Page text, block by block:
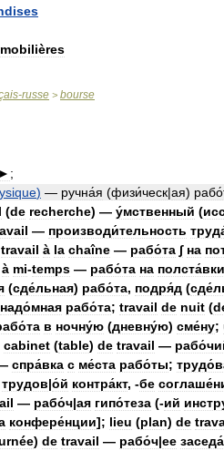
mobilières
-russe > bourse
► ;
) — ручна́я (физи́ческ|ая)
(de recherche) — у́мственный (
— производи́тельность
travail à la chaîne — рабо́та ∫ на
à mi-temps — рабо́та на полста́вки
(сде́льная) рабо́та, подря́д (
надо́мная рабо́та; travail de nuit (
в ночну́ю (дневну́ю) сме́ну;
cabinet (table) de travail —
спра́вка с ме́ста рабо́ты;
трудов|о́й контра́кт, -бе
— рабо́ч|ая гипо́теза (-ий
конфере́нции]; lieu (plan) de
) de travail — рабо́ч|ее